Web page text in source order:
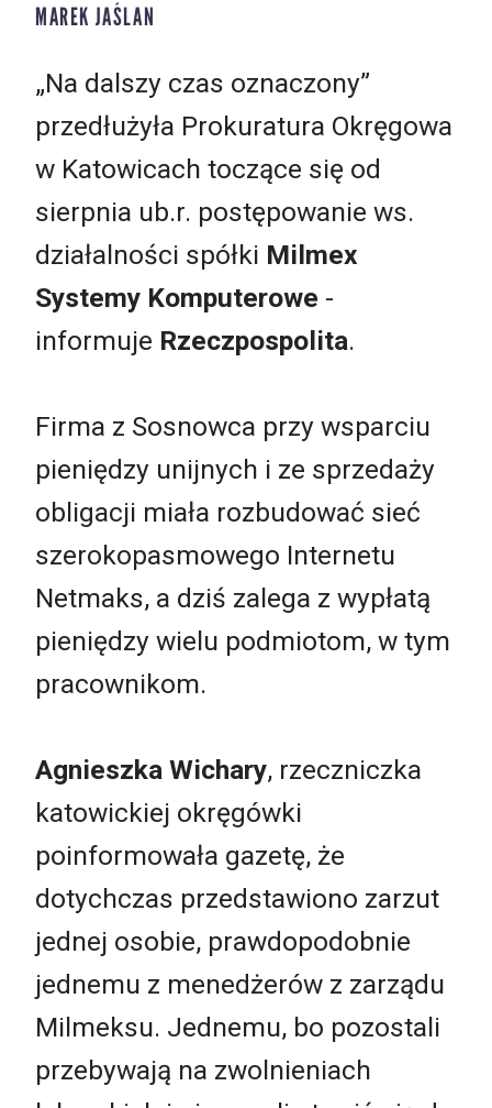
MAREK JAŚLAN
„Na dalszy czas oznaczony”
przedłużyła Prokuratura Okręgowa
w Katowicach toczące się od
sierpnia ub.r. postępowanie ws.
działalności spółki Milmex
Systemy Komputerowe -
informuje Rzeczpospolita.
Firma z Sosnowca przy wsparciu
pieniędzy unijnych i ze sprzedaży
obligacji miała rozbudować sieć
szerokopasmowego Internetu
Netmaks, a dziś zalega z wypłatą
pieniędzy wielu podmiotom, w tym
pracownikom.
Agnieszka Wichary, rzeczniczka
katowickiej okręgówki
poinformowała gazetę, że
dotychczas przedstawiono zarzut
jednej osobie, prawdopodobnie
jednemu z menedżerów z zarządu
Milmeksu. Jednemu, bo pozostali
przebywają na zwolnieniach